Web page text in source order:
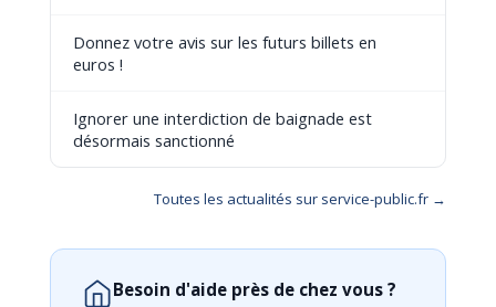
Donnez votre avis sur les futurs billets en
euros !
Ignorer une interdiction de baignade est
désormais sanctionné
Toutes les actualités sur service-public.fr →
Besoin d'aide près de chez vous ?